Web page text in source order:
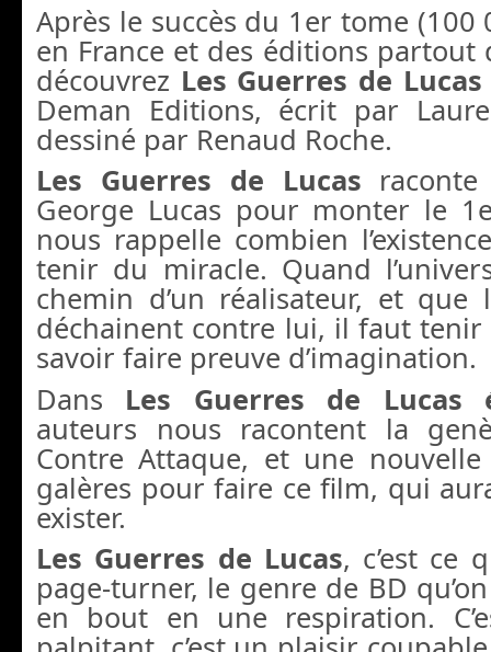
Après le succès du 1er tome (100
en France et des éditions partout
découvrez Les Guerres de
Deman Editions, écrit par
dessiné par Renaud Roche.
Les Guerres de Lucas
George Lucas pour monter le
nous rappelle combien
tenir du miracle. Quand
chemin d’un réalisateur, et que
déchainent contre lui, il faut
savoir faire preuve d’imagination.
Dans Les Guerres de Lucas
auteurs nous racontent la
Contre Attaque, et une
galères pour faire ce film, qui
exister.
Les Guerres de Lucas, c’est ce
page-turner, le genre de BD
en bout en une respiration.